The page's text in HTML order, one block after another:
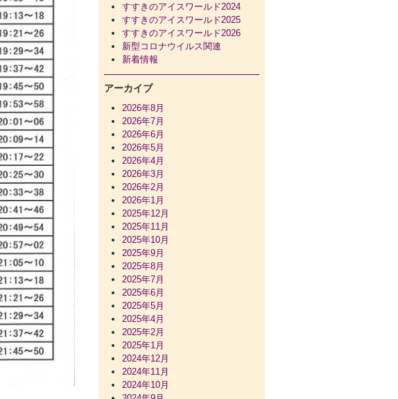
すすきのアイスワールド2024
すすきのアイスワールド2025
すすきのアイスワールド2026
新型コロナウイルス関連
新着情報
アーカイブ
2026年8月
2026年7月
2026年6月
2026年5月
2026年4月
2026年3月
2026年2月
2026年1月
2025年12月
2025年11月
2025年10月
2025年9月
2025年8月
2025年7月
2025年6月
2025年5月
2025年4月
2025年2月
2025年1月
2024年12月
2024年11月
2024年10月